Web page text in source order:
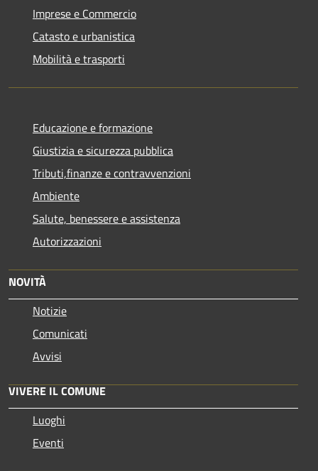
Imprese e Commercio
Catasto e urbanistica
Mobilità e trasporti
Educazione e formazione
Giustizia e sicurezza pubblica
Tributi,finanze e contravvenzioni
Ambiente
Salute, benessere e assistenza
Autorizzazioni
NOVITÀ
Notizie
Comunicati
Avvisi
VIVERE IL COMUNE
Luoghi
Eventi